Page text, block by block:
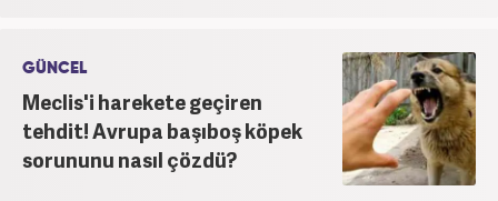
GÜNCEL
Meclis'i harekete geçiren
tehdit! Avrupa başıboş köpek
sorununu nasıl çözdü?